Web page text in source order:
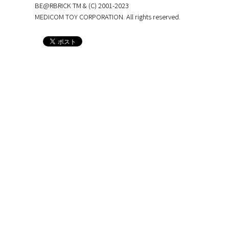
BE@RBRICK TM & (C) 2001-2023
MEDICOM TOY CORPORATION. All rights reserved.